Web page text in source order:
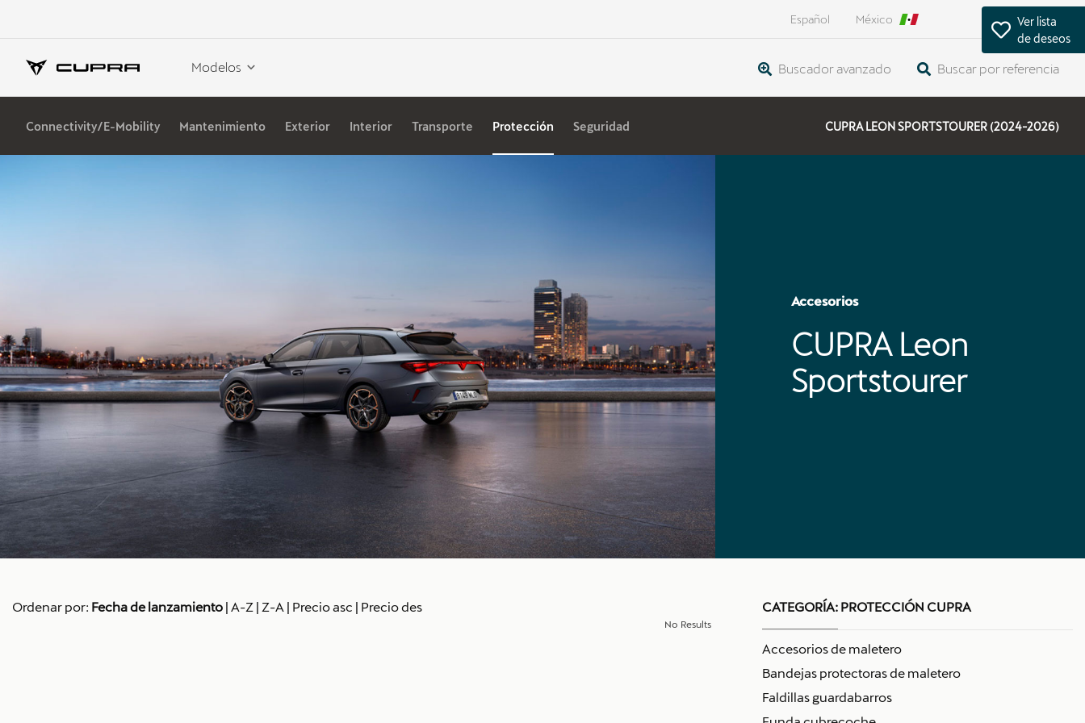
Español México
Modelos Buscador avanzado Buscar por referencia
Ver lista
de deseos
Connectivity/E-Mobility Mantenimiento Exterior Interior Transporte Protección Seguridad CUPRA LEON SPORTSTOURER (2024-2026)
Accesorios
CUPRA Leon
Sportstourer
Ordenar por: Fecha de lanzamiento | A-Z | Z-A | Precio asc | Precio des
No Results
CATEGORÍA: PROTECCIÓN CUPRA
Accesorios de maletero
Bandejas protectoras de maletero
Faldillas guardabarros